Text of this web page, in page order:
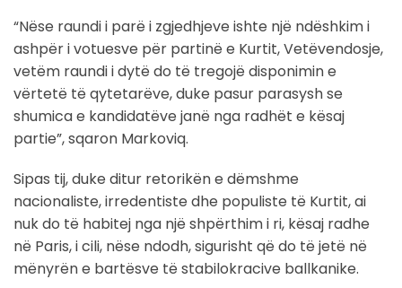
“Nëse raundi i parë i zgjedhjeve ishte një ndëshkim i
ashpër i votuesve për partinë e Kurtit, Vetëvendosje,
vetëm raundi i dytë do të tregojë disponimin e
vërtetë të qytetarëve, duke pasur parasysh se
shumica e kandidatëve janë nga radhët e kësaj
partie”, sqaron Markoviq.
Sipas tij, duke ditur retorikën e dëmshme
nacionaliste, irredentiste dhe populiste të Kurtit, ai
nuk do të habitej nga një shpërthim i ri, kësaj radhe
në Paris, i cili, nëse ndodh, sigurisht që do të jetë në
mënyrën e bartësve të stabilokracive ballkanike.